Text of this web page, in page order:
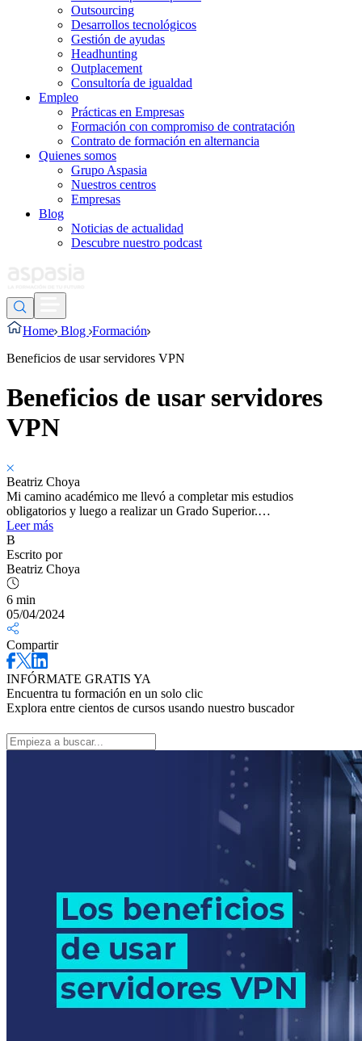
Outsourcing
Desarrollos tecnológicos
Gestión de ayudas
Headhunting
Outplacement
Consultoría de igualdad
Empleo
Prácticas en Empresas
Formación con compromiso de contratación
Contrato de formación en alternancia
Quienes somos
Grupo Aspasia
Nuestros centros
Empresas
Blog
Noticias de actualidad
Descubre nuestro podcast
Home Blog Formación
Beneficios de usar servidores VPN
Beneficios de usar servidores
VPN
Beatriz Choya
Mi camino académico me llevó a completar mis estudios
obligatorios y luego a realizar un Grado Superior.…
Leer más
B
Escrito por
Beatriz Choya
6 min
05/04/2024
Compartir
INFÓRMATE GRATIS YA
Encuentra tu formación en un solo clic
Explora entre cientos de cursos usando nuestro buscador